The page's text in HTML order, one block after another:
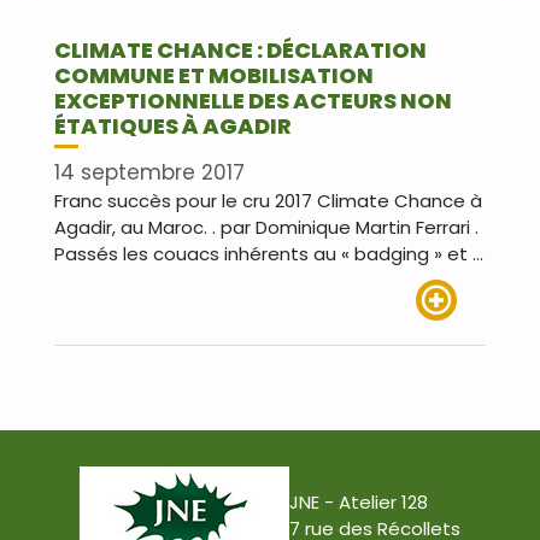
CLIMATE CHANCE : DÉCLARATION
COMMUNE ET MOBILISATION
EXCEPTIONNELLE DES ACTEURS NON
ÉTATIQUES À AGADIR
14 septembre 2017
Franc succès pour le cru 2017 Climate Chance à
Agadir, au Maroc. . par Dominique Martin Ferrari .
Passés les couacs inhérents au « badging » et …
JNE - Atelier 128
7 rue des Récollets